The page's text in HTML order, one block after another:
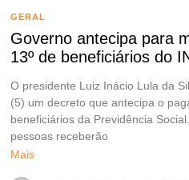
GERAL
Governo antecipa para
13º de beneficiários do
O presidente Luiz Inácio Lula da
(5) um decreto que antecipa o
beneficiários da Previdência
pessoas receberão
Mais